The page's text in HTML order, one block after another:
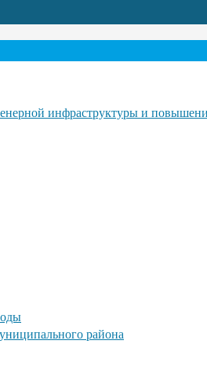
инфраструктуры и
района